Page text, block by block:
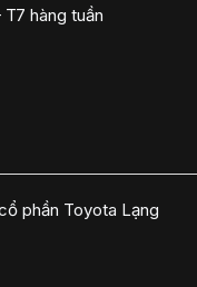
hàng tuần
phần Toyota Lạng